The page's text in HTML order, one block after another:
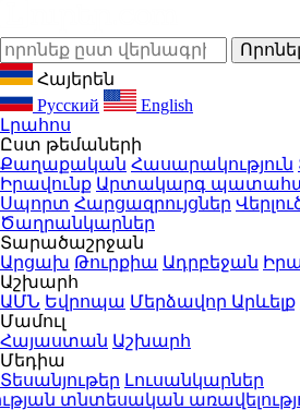
Հայերեն
Русский
English
Լրահոս
Ըստ թեմաների
Քաղաքական Հասարակություն
Իրավունք Արտակարգ
Սպորտ Հարցազրույցներ
Ծաղրանկարներ
Տարածաշրջան
Արցախ Թուրքիա Ադրբեջան
Աշխարհ
ԱՄՆ Եվրոպա Մերձավոր Արևելք
Մամուլ
Հայաստան Աշխարհ
Մեդիա
Տեսանյութեր Լուսանկարներ
տնտեսական